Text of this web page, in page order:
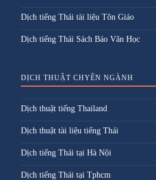
Dịch tiếng Thái tài liệu Tôn Giáo
Dịch tiếng Thái Sách Báo Văn Học
DỊCH THUẬT CHYÊN NGÀNH
Dịch thuật tiếng Thailand
Dịch thuật tài liệu tiếng Thái
Dịch tiếng Thái tại Hà Nội
Dịch tiếng Thái tại Tphcm